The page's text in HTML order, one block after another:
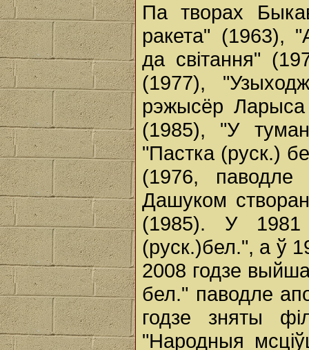
Па творах
ракета" (1963),
да світання"
(1977),
рэжысёр
(1985), "У
"Пастка (руск.)
(1976, паводле
Дашуком
(1985). У
(руск.)бел.", а ў
2008 годзе
бел." паводле
годзе зняты
"Народныя